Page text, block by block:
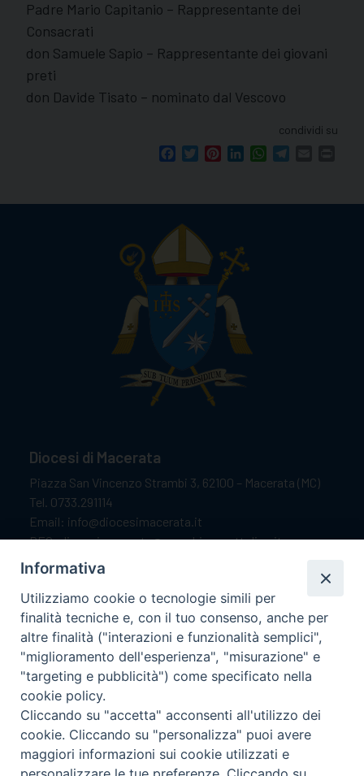
Padre Mario Capitanio – Rappresentante dei
Consacrati
don Samuele Sapio – Rappresentante dei giovani
preti
don Davide Tisato – nominato dal Vescovo
condividi su
FacebookTwitterPinterestLinkedInWhatsApp
Diocesi di Macerata
Piazza San Vincenzo Strambi 3, 62100 – Macerata (MC)
Tel. 0733.291114
Email: info@diocesimacerata.it
PEC: diocesimacerata@pec.chiesacattolica.it
Comunicazioni urgenti WhatsApp:
Orari di apertura
Dal lunedì al sabato dalle 9.30 alle 12.00.
Il pomeriggio solo su appuntamento.
seguici su
Informativa
Utilizziamo cookie o tecnologie simili per
finalità tecniche e, con il tuo consenso, anche per
altre finalità ("interazioni e funzionalità semplici",
"miglioramento dell'esperienza", "misurazione" e
"targeting e pubblicità") come specificato nella
cookie policy.
Cliccando su "accetta" acconsenti all'utilizzo dei
cookie. Cliccando su "personalizza" puoi avere
maggiori informazioni sui cookie utilizzati e